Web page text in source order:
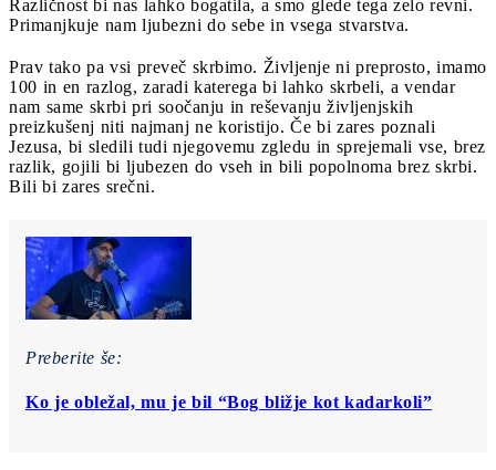
Različnost bi nas lahko bogatila, a smo glede tega zelo revni.
Primanjkuje nam ljubezni do sebe in vsega stvarstva.
Prav tako pa vsi preveč skrbimo. Življenje ni preprosto, imamo
100 in en razlog, zaradi katerega bi lahko skrbeli, a vendar
nam same skrbi pri soočanju in reševanju življenjskih
preizkušenj niti najmanj ne koristijo. Če bi zares poznali
Jezusa, bi sledili tudi njegovemu zgledu in sprejemali vse, brez
razlik, gojili bi ljubezen do vseh in bili popolnoma brez skrbi.
Bili bi zares srečni.
Preberite še:
Ko je obležal, mu je bil “Bog bližje kot kadarkoli”